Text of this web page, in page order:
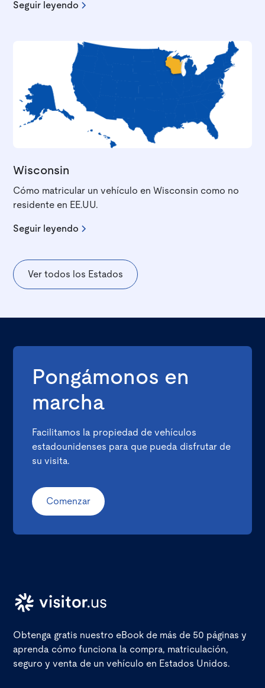
Seguir leyendo
Wisconsin
Cómo matricular un vehículo en Wisconsin como no
residente en EE.UU.
Seguir leyendo
Ver todos los Estados
Pongámonos en
marcha
Facilitamos la propiedad de vehículos
estadounidenses para que pueda disfrutar de
su visita.
Comenzar
Obtenga gratis nuestro eBook de más de 50 páginas y
aprenda cómo funciona la compra, matriculación,
seguro y venta de un vehículo en Estados Unidos.